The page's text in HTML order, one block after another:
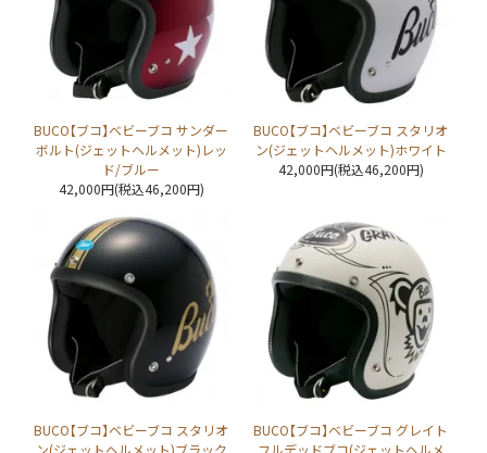
BUCO【ブコ】ベビーブコ サンダー
ボルト(ジェットヘルメット)レッ
ド/ブルー
42,000円(税込46,200円)
BUCO【ブコ】ベビーブコ スタリオ
ン(ジェットヘルメット)ホワイト
42,000円(税込46,200円)
BUCO【ブコ】ベビーブコ スタリオ
BUCO【ブコ】ベビーブコ グレイト